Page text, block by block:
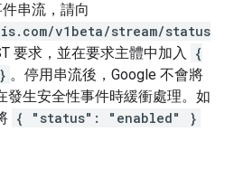
串流，請向
v1beta/stream/status
要求，並在要求主體中加入
{
。停用串流後，Google 不會將
發生安全性事件時緩衝處理。如
{ "status": "enabled" }